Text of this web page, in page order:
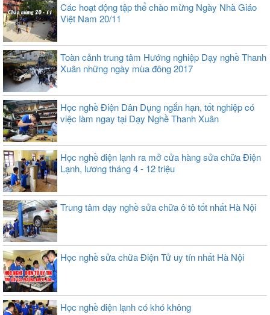
Các hoạt động tập thể chào mừng Ngày Nhà Giáo
Việt Nam 20/11
Toàn cảnh trung tâm Hướng nghiệp Dạy nghề Thanh
Xuân những ngày mùa đông 2017
Học nghề Điện Dân Dụng ngắn hạn, tốt nghiệp có
việc làm ngay tại Dạy Nghề Thanh Xuân
Học nghề điện lạnh ra mở cửa hàng sửa chữa Điện
Lạnh, lương tháng 4 - 12 triệu
Trung tâm dạy nghề sửa chữa ô tô tốt nhất Hà Nội
Học nghề sửa chữa Điện Tử uy tín nhất Hà Nội
Học nghề điện lạnh có khó không